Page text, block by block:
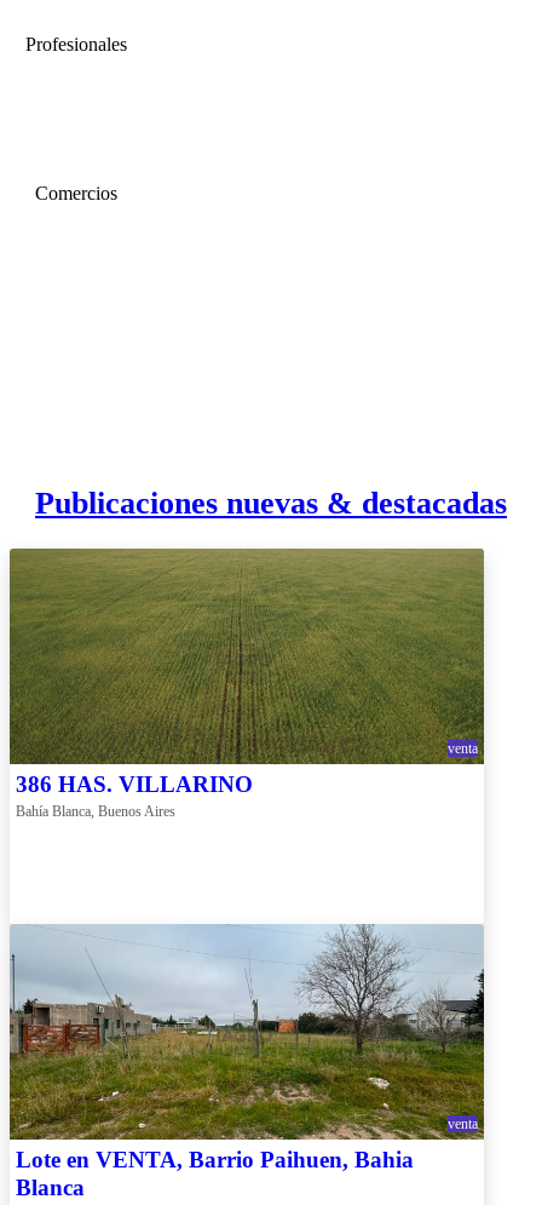
Profesionales
Comercios
Publicaciones nuevas & destacadas
venta
386 HAS. VILLARINO
Bahía Blanca, Buenos Aires
venta
Lote en VENTA, Barrio Paihuen, Bahia
Blanca